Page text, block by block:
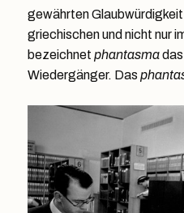
gewährten
griechischen und nicht nur
bezeichnet phantasmadas
Wiedergänger. Das